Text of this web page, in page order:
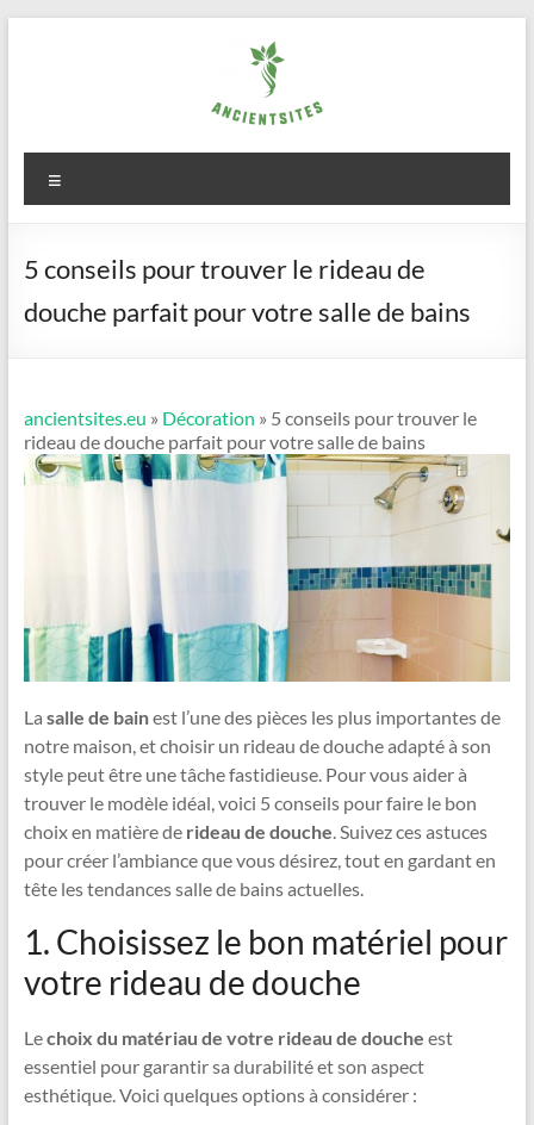
ancientsites.eu
5 conseils pour trouver le rideau de
douche parfait pour votre salle de bains
ancientsites.eu » Décoration » 5 conseils pour trouver le
rideau de douche parfait pour votre salle de bains
La salle de bainest l’une des pièces les plus importantes de
notre maison, et choisir un rideau de douche adapté à son
style peut être une tâche fastidieuse. Pour vous aider à
trouver le modèle idéal, voici 5 conseils pour faire le bon
choix en matière de rideau de douche. Suivez ces astuces
pour créer l’ambiance que vous désirez, tout en gardant en
tête les tendances salle de bains actuelles.
1. Choisissez le bon matériel pour
votre rideau de douche
Lechoix du matériau de votre rideau de douche est
essentiel pour garantir sa durabilité et son aspect
esthétique. Voici quelques options à considérer :